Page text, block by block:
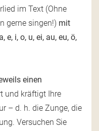
im Text (Ohne
gerne singen!) mit
e, i, o, u, ei, au, eu, ö,
einen
und kräftigt Ihre
– d. h. die Zunge, die
Versuchen Sie